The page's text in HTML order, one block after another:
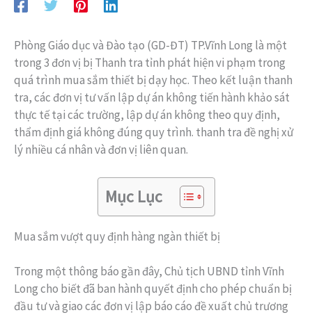
Phòng Giáo dục và Đào tạo (GD-ĐT) TP.Vĩnh Long là một
trong 3 đơn vị bị Thanh tra tỉnh phát hiện vi phạm trong
quá trình mua sắm thiết bị dạy học. Theo kết luận thanh
tra, các đơn vị tư vấn lập dự án không tiến hành khảo sát
thực tế tại các trường, lập dự án không theo quy định,
thẩm định giá không đúng quy trình. thanh tra đề nghị xử
lý nhiều cá nhân và đơn vị liên quan.
Mục Lục
Mua sắm vượt quy định hàng ngàn thiết bị
Trong một thông báo gần đây, Chủ tịch UBND tỉnh Vĩnh
Long cho biết đã ban hành quyết định cho phép chuẩn bị
đầu tư và giao các đơn vị lập báo cáo đề xuất chủ trương